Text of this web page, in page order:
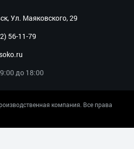
Ул. Маяковского, 29
56-11-79
до 18:00
компания. Все права